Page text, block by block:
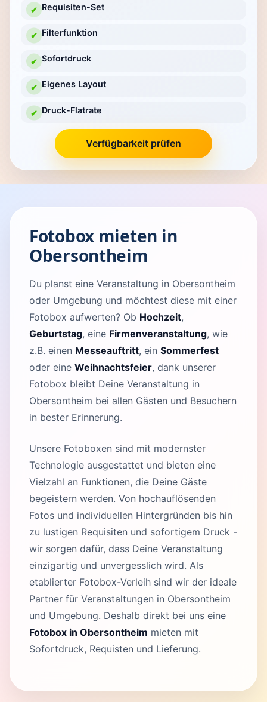
✔ Requisiten-Set
✔ Filterfunktion
✔ Sofortdruck
✔ Eigenes Layout
✔ Druck-Flatrate
Verfügbarkeit prüfen
Fotobox mieten in
Obersontheim
Du planst eine Veranstaltung in Obersontheim
oder Umgebung und möchtest diese mit einer
Fotobox aufwerten? Ob Hochzeit,
Geburtstag, eine Firmenveranstaltung, wie
z.B. einen Messeauftritt, ein Sommerfest
oder eine Weihnachtsfeier, dank unserer
Fotobox bleibt Deine Veranstaltung in
Obersontheim bei allen Gästen und Besuchern
in bester Erinnerung.
Unsere Fotoboxen sind mit modernster
Technologie ausgestattet und bieten eine
Vielzahl an Funktionen, die Deine Gäste
begeistern werden. Von hochauflösenden
Fotos und individuellen Hintergründen bis hin
zu lustigen Requisiten und sofortigem Druck -
wir sorgen dafür, dass Deine Veranstaltung
einzigartig und unvergesslich wird. Als
etablierter Fotobox-Verleih sind wir der ideale
Partner für Veranstaltungen in Obersontheim
und Umgebung. Deshalb direkt bei uns eine
Fotobox in Obersontheim mieten mit
Sofortdruck, Requisten und Lieferung.